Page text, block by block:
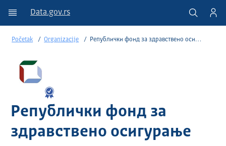
Data.gov.rs
Početak Organizacije Републички фонд за здравствено осигурање
Републички фонд за
здравствено осигурање